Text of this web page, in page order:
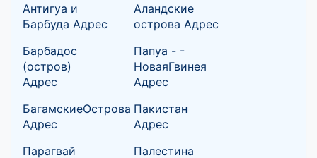
Антигуа и
Барбуда Адрес
Аландские
острова Адрес
Барбадос
(остров)
Адрес
Папуа - -
НоваяГвинея
Адрес
БагамскиеОстрова
Адрес
Пакистан
Адрес
Парагвай
Палестина